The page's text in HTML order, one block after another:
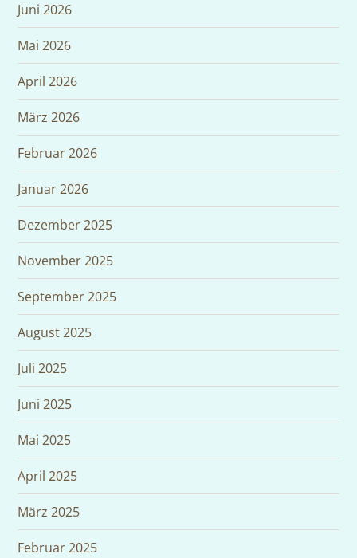
Juni 2026
Mai 2026
April 2026
März 2026
Februar 2026
Januar 2026
Dezember 2025
November 2025
September 2025
August 2025
Juli 2025
Juni 2025
Mai 2025
April 2025
März 2025
Februar 2025